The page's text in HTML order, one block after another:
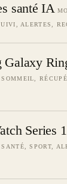
santé IA
ALERTES,
Galaxy
SOMMEIL,
Series
SPORT,